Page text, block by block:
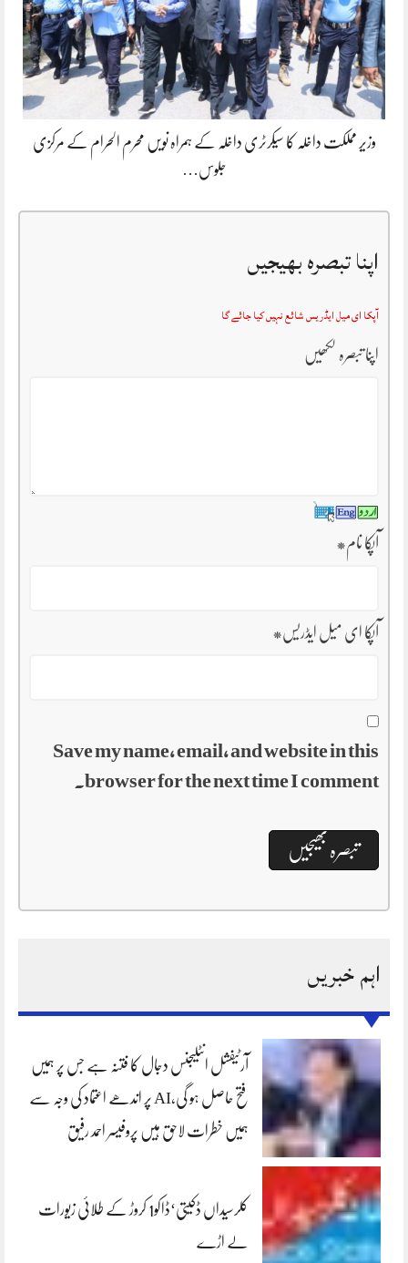
وزیر مملکت داخلہ کا سیکرٹری داخلہ کے ہمراہ نویں محرم الحرام کے مرکزی
جلوس…
اپنا تبصرہ بھیجیں
آپکا ای میل ایڈریس شائع نہیں کیا جائے گا
اپنا تبصرہ لکھیں
آپکا نام*
آپکا ای میل ایڈریس*
Save my name, email, and website in this
browser for the next time I comment.
اہم خبریں
آرٹیفشل انٹلیجنس دجال کا فتنہ ہے جس پر ہمیں
فتح حاصل ہو گی،AI پر اندھے اعتماد کی وجہ سے
ہمیں خطرات لاحق ہیں پروفیسر احمد رفیق
کلرسیداں ڈکیتی‘ڈاکو1 کروڑ کے طلائی زیورات
لے اڑے